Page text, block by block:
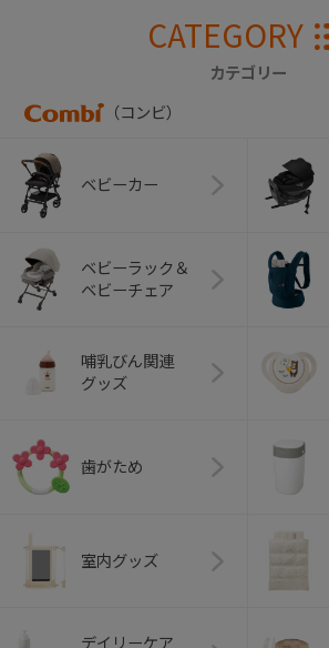
CATEGORY
カテゴリー
（コンビ）
ベビーカー
ベビーラック＆
ベビーチェア
哺乳びん関連
グッズ
歯がため
室内グッズ
デイリーケア